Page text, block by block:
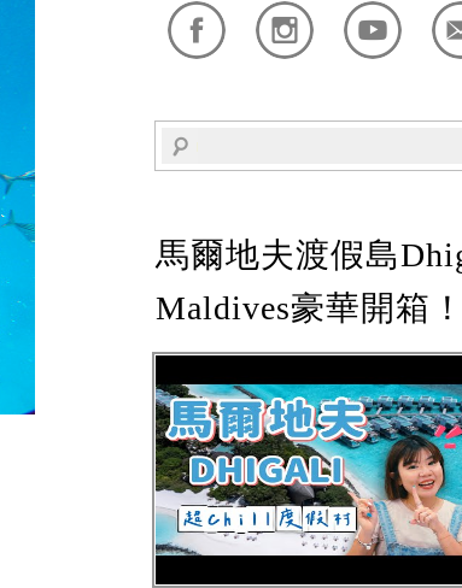
馬爾地夫渡假島
Maldives豪華開箱！